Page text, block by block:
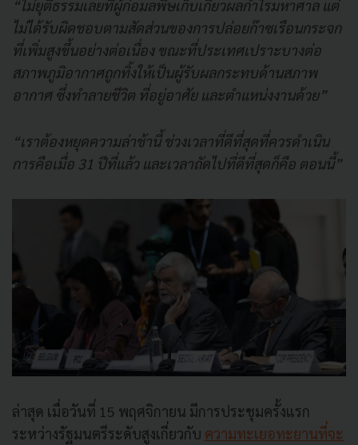
“ไม่ยุติธรรมเลยที่ผู้ก่อมลพิษเก็บเกี่ยวผลกำไรมหาศาล แต่
ไม่ได้รับผิดชอบตามสัดส่วนของการปล่อยก๊าซเรือนกระจก
ที่เพิ่มสูงขึ้นอย่างต่อเนื่อง ขณะที่ประเทศเปราะบางต่อ
สภาพภูมิอากาศถูกทิ้งให้เป็นผู้รับผลกระทบด้านสภาพ
อากาศ ซึ่งทำลายชีวิต ที่อยู่อาศัย และตำแหน่งงานด้วย”
“เราต้องหยุดความล่าช้านี้ ช่วงเวลาที่ดีที่สุดที่ควรดำเนิน
การคือเมื่อ 31 ปีที่แล้ว และเวลาถัดไปที่ดีที่สุดก็คือ ตอนนี้”
ล่าสุด เมื่อวันที่ 15 พฤศจิกายน มีการประชุมครั้งแรก
ระหว่างรัฐมนตรีระดับสูงเกี่ยวกับ ความทะเยอทะยานที่จะ